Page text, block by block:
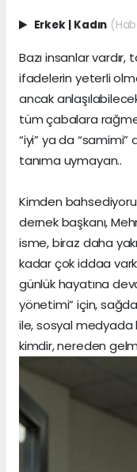
Erkek | Kadın
Bazı insanlar
ifadelerin yeterli
ancak
tüm çabalara
“iyi” ya da
tanıma uymayan..
Kimden
dernek başkanı,
isme, biraz daha
kadar çok iddaa
günlük hayatına
yönetimi” için,
ile, sosyal medyada
kimdir, nereden